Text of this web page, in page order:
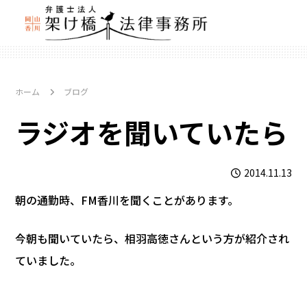
ホーム ブログ
ラジオを聞いていたら
2014.11.13
朝の通勤時、FM香川を聞くことがあります。
今朝も聞いていたら、相羽高徳さんという方が紹介され
ていました。